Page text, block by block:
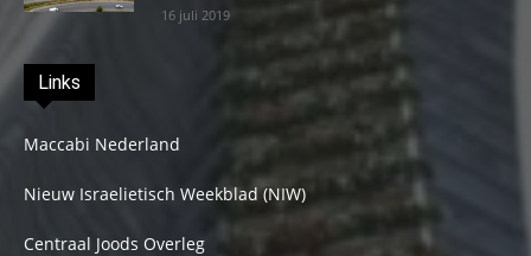
16 juli 2019
Links
Maccabi Nederland
Nieuw Israelietisch Weekblad (NIW)
Centraal Joods Overleg